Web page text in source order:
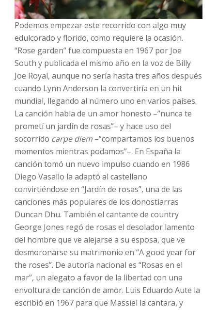
Podemos empezar este recorrido con algo muy
edulcorado y florido, como requiere la ocasión.
“Rose garden” fue compuesta en 1967 por Joe
South y publicada el mismo año en la voz de Billy
Joe Royal, aunque no sería hasta tres años después
cuando Lynn Anderson la convertiría en un hit
mundial, llegando al número uno en varios países.
La canción habla de un amor honesto –”nunca te
prometí un jardín de rosas”– y hace uso del
socorrido carpe diem –”compartamos los buenos
momentos mientras podamos”–. En España la
canción tomó un nuevo impulso cuando en 1986
Diego Vasallo la adaptó al castellano
convirtiéndose en “Jardín de rosas”, una de las
canciones más populares de los donostiarras
Duncan Dhu. También el cantante de country
George Jones regó de rosas el desolador lamento
del hombre que ve alejarse a su esposa, que ve
desmoronarse su matrimonio en “A good year for
the roses”. De autoría nacional es “Rosas en el
mar”, un alegato a favor de la libertad con una
envoltura de canción de amor. Luis Eduardo Aute la
escribió en 1967 para que Massiel la cantara, y